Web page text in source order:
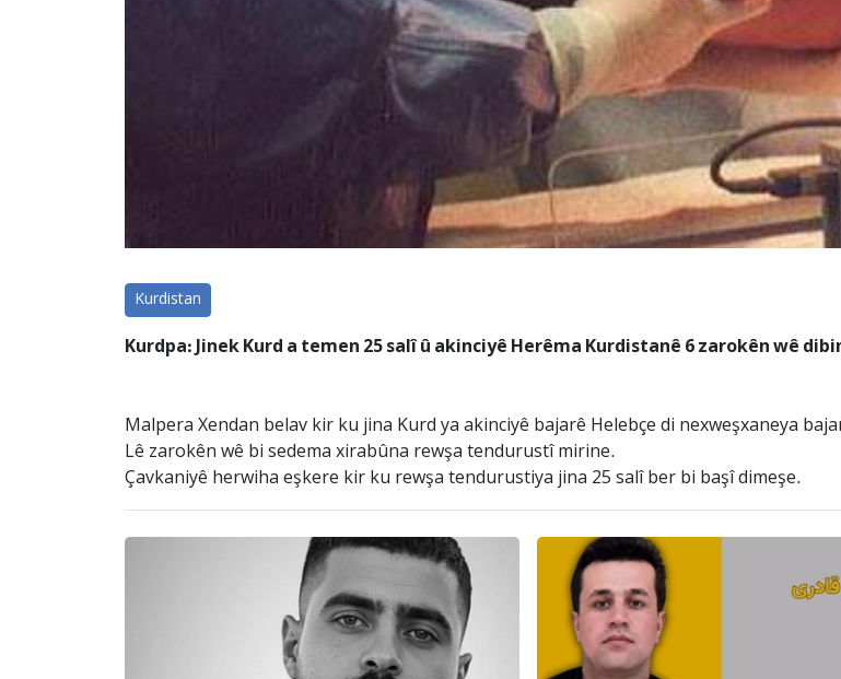
Kurdistan
Kurdpa: Jinek Kurd a temen 25 salî û akinciyê Herêma Kurdistanê 6 zarokên wê
Malpera Xendan belav kir ku jina Kurd ya akinciyê bajarê Helebçe di nexweşxaneya
Lê zarokên wê bi sedema xirabûna rewşa tendurustî mirine.
Çavkaniyê herwiha eşkere kir ku rewşa tendurustiya jina 25 salî ber bi başî dimeşe.